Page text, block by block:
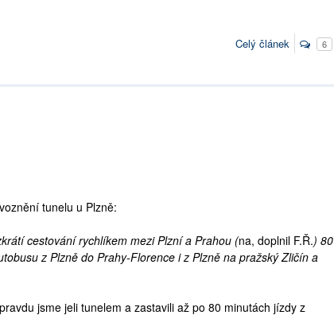
Celý článek 6
tunelu u Plzně:
cestování rychlíkem mezi Plzní a Prahou (na, doplnil F.Ř.) 80
z Plzně do Prahy-Florence i z Plzně na pražský Zličín a
jsme jeli tunelem a zastavili až po 80 minutách jízdy z